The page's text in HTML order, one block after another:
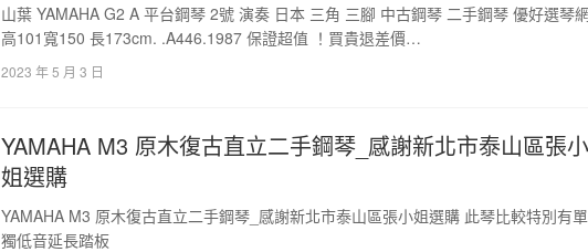
山葉 YAMAHA G2 A 平台鋼琴 2號 演奏 日本 三角 三腳 中古鋼琴 二手鋼琴 優好選琴
高101寬150 長173cm. .A446.1987 保證超值 ！買貴退差價…
2023 年 5 月 3 日
YAMAHA M3 原木復古直立二手鋼琴_感謝新北市泰山區張小
姐選購
YAMAHA M3 原木復古直立二手鋼琴_感謝新北市泰山區張小姐選購 此琴比較特別有單
獨低音延長踏板